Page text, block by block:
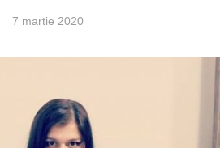
7 martie 2020